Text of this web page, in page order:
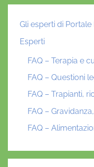
Gli esperti di Portale
Esperti
FAQ – Terapia e
FAQ – Questioni
FAQ – Trapianti,
FAQ –
FAQ –